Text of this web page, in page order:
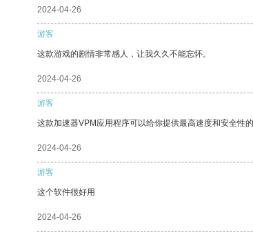
2024-04-26
游客
这款游戏的剧情非常感人，让我久久不能忘怀。
2024-04-26
游客
这款加速器VPM应用程序可以给你提供最高速度和安全性
2024-04-26
游客
这个软件很好用
2024-04-26